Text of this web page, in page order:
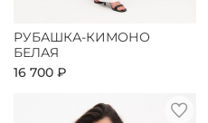
РУБАШКА-КИМОНО
БЕЛАЯ
16 700 ₽